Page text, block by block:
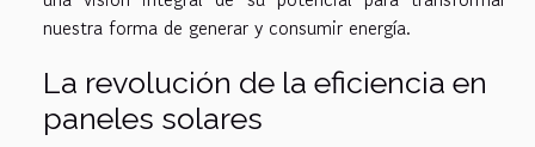
nuestra forma de generar y consumir energía.
La revolución de la eficiencia en
paneles solares